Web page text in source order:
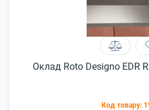
Оклад Roto Designo EDR
Код товару: